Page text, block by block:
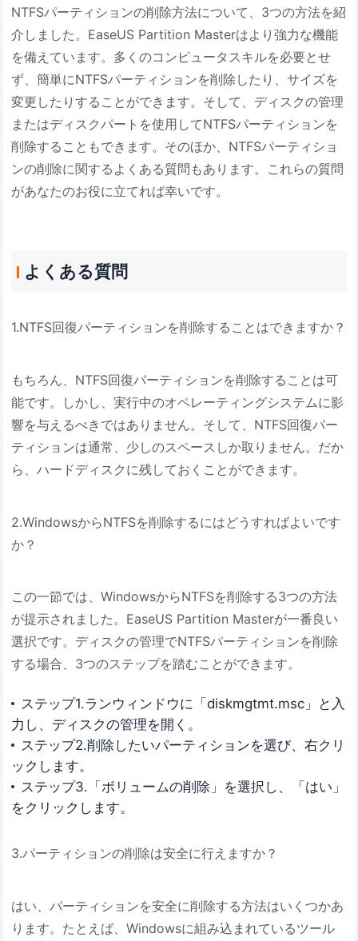
NTFSパーティションの削除方法について、3つの方法を紹
介しました。EaseUS Partition Masterはより強力な機能
を備えています。多くのコンピュータスキルを必要とせ
ず、簡単にNTFSパーティションを削除したり、サイズを
変更したりすることができます。そして、ディスクの管理
またはディスクパートを使用してNTFSパーティションを
削除することもできます。そのほか、NTFSパーティショ
ンの削除に関するよくある質問もあります。これらの質問
があなたのお役に立てれば幸いです。
よくある質問
1.NTFS回復パーティションを削除することはできますか？
もちろん、NTFS回復パーティションを削除することは可
能です。しかし、実行中のオペレーティングシステムに影
響を与えるべきではありません。そして、NTFS回復パー
ティションは通常、少しのスペースしか取りません。だか
ら、ハードディスクに残しておくことができます。
2.WindowsからNTFSを削除するにはどうすればよいです
か？
この一節では、WindowsからNTFSを削除する3つの方法
が提示されました。EaseUS Partition Masterが一番良い
選択です。ディスクの管理でNTFSパーティションを削除
する場合、3つのステップを踏むことができます。
ステップ1.ランウィンドウに「diskmgtmt.msc」と入
力し、ディスクの管理を開く。
ステップ2.削除したいパーティションを選び、右クリ
ックします。
ステップ3.「ボリュームの削除」を選択し、「はい」
をクリックします。
3.パーティションの削除は安全に行えますか？
はい、パーティションを安全に削除する方法はいくつかあ
ります。たとえば、Windowsに組み込まれているツール